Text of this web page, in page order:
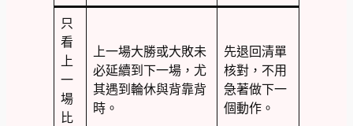
只
看
上
一
場
比
上一場大勝或大敗未
必延續到下一場，尤
其遇到輪休與背靠背
時。
先退回清單
核對，不用
急著做下一
個動作。